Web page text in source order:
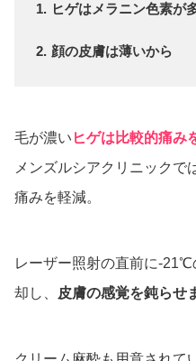
ヒゲはメラニン色素が
顔の皮膚は薄いから
毛が濃い ヒゲは比較的痛み
メンズルシアクリニックで
痛みを軽減。
レーザー照射の直前に-
却し、
皮膚の感覚を鈍らせ